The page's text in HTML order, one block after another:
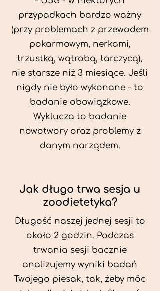
przypadkach bardzo ważny
(przy problemach z przewodem
pokarmowym, nerkami,
trzustką, wątrobą, tarczycą),
nie starsze niż 3 miesiące. Jeśli
nigdy nie było wykonane - to
badanie obowiązkowe.
Wyklucza to badanie
nowotwory oraz problemy z
danym narządem.
Jak długo trwa sesja u
zoodietetyka?
Długość naszej jednej sesji to
około 2 godzin. Podczas
trwania sesji bacznie
analizujemy wyniki badań
Twojego piesak, tak, żeby móc